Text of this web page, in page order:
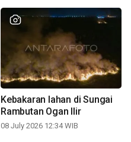
Kebakaran lahan di Sungai
Rambutan Ogan Ilir
08 July 2026 12:34 WIB